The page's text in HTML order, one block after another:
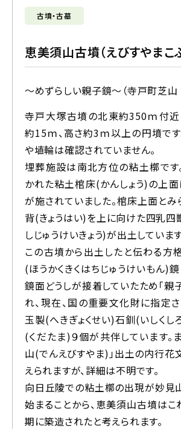
古墳・古墓
恵美須山古墳（えびすやまこ
～めずらしい親子鏡～（寺戸町芝山
寺戸大塚古墳の北東約350ｍ付近
約15ｍ、高さ約3ｍ以上の円墳です
や埴輪は確認されていません。
埋葬施設は南北方位の粘土槨です
かれた粘土棺床(かんしょう)の上面
が施されていました。棺床上面と
背(きょうはい)を上に向けた四乳四
しじゅうけいきょう)が出土しています
この古墳から出土したと伝わる方
(ほうかくきくはちじゅうけいもん)
鏡面どうしが接着していたため「親
れ、現在、国の重要文化財に指定
玉製(へきぎょくせい)石釧(いしくし
(くだたま)９個が共伴しています。
山(でんえびすやま)」出土の内行
えられますが、詳細は不明です。
向日丘陵での粘土槨の出現が妙見
始まることから、恵美須山古墳は
期に築造されたと考えられます。